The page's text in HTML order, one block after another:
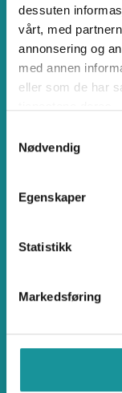
dessuten
vårt, med
annonsering og
med annen
eller som de har
Nødvendig
Egenskaper
Statistikk
Markedsføring